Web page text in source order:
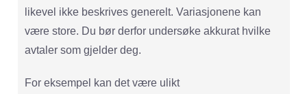
likevel ikke beskrives generelt. Variasjonene kan
være store. Du bør derfor undersøke akkurat hvilke
avtaler som gjelder deg.
For eksempel kan det være ulikt